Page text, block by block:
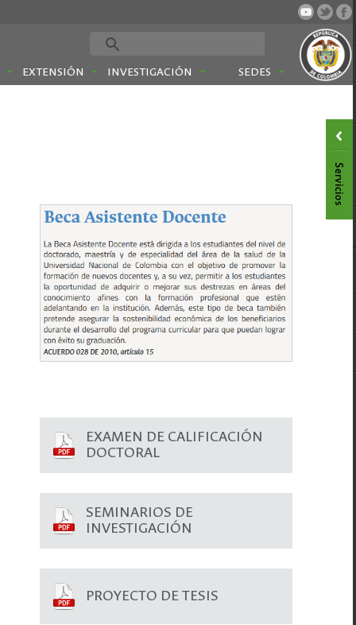
EXTENSIÓN INVESTIGACIÓN SEDES
EXAMEN DE CALIFICACIÓN
DOCTORAL
SEMINARIOS DE
INVESTIGACIÓN
PROYECTO DE TESIS